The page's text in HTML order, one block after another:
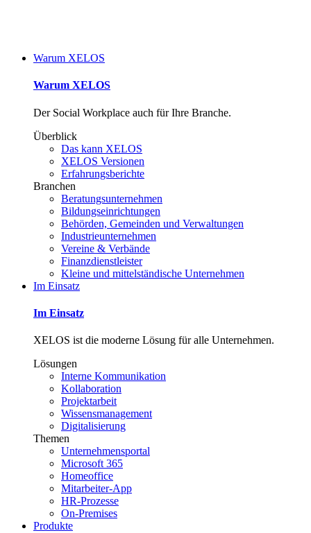
Warum XELOS
Warum XELOS
Der Social Workplace auch für Ihre Branche.
Überblick
Das kann XELOS
XELOS Versionen
Erfahrungsberichte
Branchen
Beratungsunternehmen
Bildungseinrichtungen
Behörden, Gemeinden und Verwaltungen
Industrieunternehmen
Vereine & Verbände
Finanzdienstleister
Kleine und mittelständische Unternehmen
Im Einsatz
Im Einsatz
XELOS ist die moderne Lösung für alle Unternehmen.
Lösungen
Interne Kommunikation
Kollaboration
Projektarbeit
Wissensmanagement
Digitalisierung
Themen
Unternehmensportal
Microsoft 365
Homeoffice
Mitarbeiter-App
HR-Prozesse
On-Premises
Produkte